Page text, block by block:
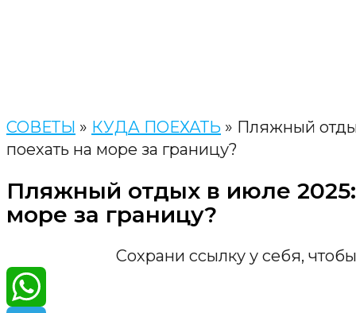
СОВЕТЫ » КУДА ПОЕХАТЬ » Пляжный
поехать на море за границу?
Пляжный отдых в июле 2025:
море за границу?
Сохрани ссылку у себя,